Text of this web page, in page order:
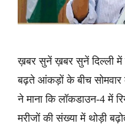
ख़बर सुनें ख़बर सुनें दिल्ली में
बढ़ते आंकड़ों के बीच सोमवार
ने माना कि लॉकडाउन-4 में
मरीजों की संख्या में थोड़ी